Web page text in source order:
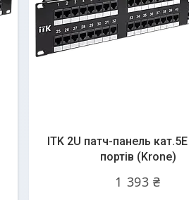
ITK 2U патч-панель кат.5Е
портів (Krone)
1 393 ₴